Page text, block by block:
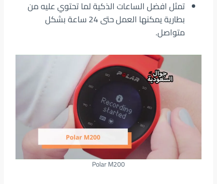
تمثل افضل الساعات الذكية لما تحتوي عليه من
بطارية يمكنها العمل حتى 24 ساعة بشكل
متواصل.
Polar M200